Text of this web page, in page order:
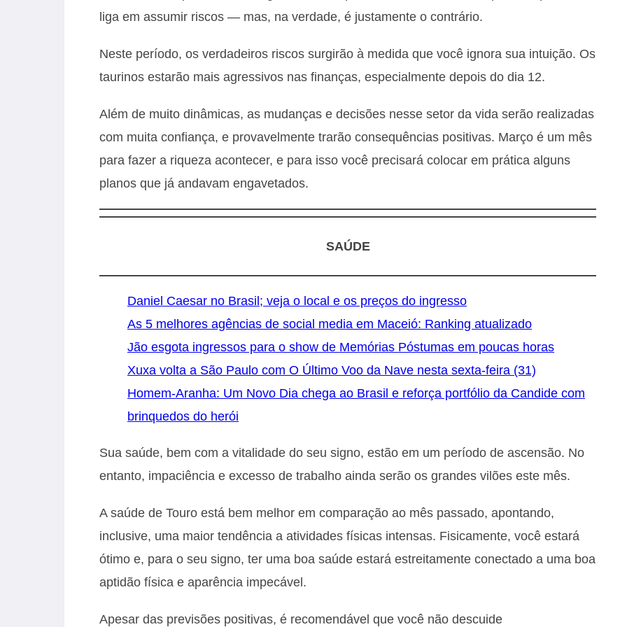
liga em assumir riscos — mas, na verdade, é justamente o contrário.
Neste período, os verdadeiros riscos surgirão à medida que você ignora sua intuição. Os
taurinos estarão mais agressivos nas finanças, especialmente depois do dia 12.
Além de muito dinâmicas, as mudanças e decisões nesse setor da vida serão realizadas
com muita confiança, e provavelmente trarão consequências positivas. Março é um mês
para fazer a riqueza acontecer, e para isso você precisará colocar em prática alguns
planos que já andavam engavetados.
SAÚDE
Daniel Caesar no Brasil; veja o local e os preços do ingresso
As 5 melhores agências de social media em Maceió: Ranking atualizado
Jão esgota ingressos para o show de Memórias Póstumas em poucas horas
Xuxa volta a São Paulo com O Último Voo da Nave nesta sexta-feira (31)
Homem-Aranha: Um Novo Dia chega ao Brasil e reforça portfólio da Candide com
brinquedos do herói
Sua saúde, bem com a vitalidade do seu signo, estão em um período de ascensão. No
entanto, impaciência e excesso de trabalho ainda serão os grandes vilões este mês.
A saúde de Touro está bem melhor em comparação ao mês passado, apontando,
inclusive, uma maior tendência a atividades físicas intensas. Fisicamente, você estará
ótimo e, para o seu signo, ter uma boa saúde estará estreitamente conectado a uma boa
aptidão física e aparência impecável.
Apesar das previsões positivas, é recomendável que você não descuide